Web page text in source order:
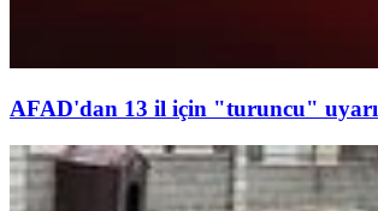
AFAD'dan 13 il için "turuncu" uyarı